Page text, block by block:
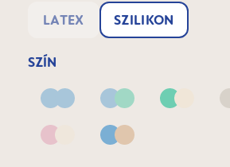
LATEX SZILIKON
SZÍN
Blue Blue & GreenGreen &
Pink & NeutralTeal & Cotton